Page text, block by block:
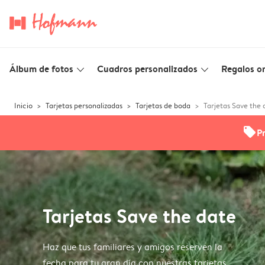
Álbum de fotos slim_arrow_down Cuadros personalizados slim_arrow_down Regalos
Inicio Tarjetas personalizadas Tarjetas de boda Tarjetas Save the
offers
Tarjetas Save the date
Haz que tus familiares y amigos reserven la